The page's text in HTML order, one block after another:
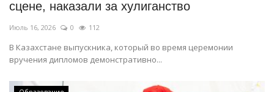
РАЗВЛЕЧЕНИЯ
OFFICIAL
сцене, наказали за хулиганство
Июль 16, 2026 0 112
В Казахстане выпускника, который во время церемонии
вручения дипломов демонстративно...